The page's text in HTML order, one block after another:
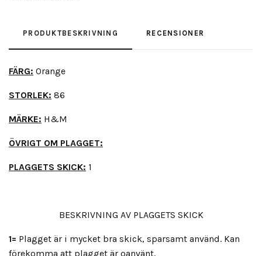
PRODUKTBESKRIVNING RECENSIONER
FÄRG: Orange
STORLEK: 86
MÄRKE: H&M
ÖVRIGT OM PLAGGET:
PLAGGETS SKICK: 1
BESKRIVNING AV PLAGGETS SKICK
1= Plagget är i mycket bra skick, sparsamt använd. Kan
förekomma att plagget är oanvänt.